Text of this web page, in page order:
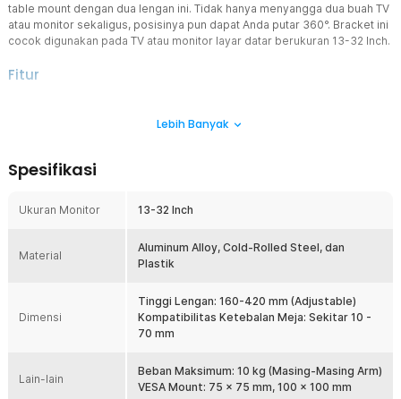
table mount dengan dua lengan ini. Tidak hanya menyangga dua buah TV
atau monitor sekaligus, posisinya pun dapat Anda putar 360°. Bracket ini
cocok digunakan pada TV atau monitor layar datar berukuran 13-32 Inch.
Fitur
Menggunakan dua monitor sekaligus dapat meningkatkan
S-HAN yang mampu menyangga dua monitor sekaligus. Dengan
meja gaming, meja display, atau meja TV Anda.
Memasang kedua perangkat secara horizontal atau vertikal bisa
Anda lakukan pada bracket monitor ini. Hal ini berkat fitur rotasi
juga fleksibel hingga sudut 180° sehingga mampu memenuhi
semua kebutuhan dan kondisi Anda.
Ukuran yang Universal
bracket ini sangat kompatibel. Anda tidak perlu khawatir akan
ketidakcocokannya karena bracket ini telah dirancang untuk
Lebih Banyak
Spesifikasi
Ukuran Monitor 13-32 Inch
Material
Aluminum Alloy, Cold-Rolled Steel, dan
Plastik
Dimensi
Tinggi Lengan: 160-420 mm (Adjustable)
Kompatibilitas Ketebalan Meja: Sekitar 10 -
70 mm
Lain-lain
Beban Maksimum: 10 kg (Masing-Masing Arm)
VESA Mount: 75 x 75 mm, 100 x 100 mm